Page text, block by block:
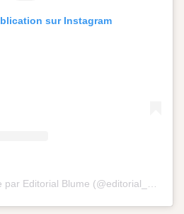
sur Instagram
Une publication partagée par Editorial Blume (@editorial_blume)